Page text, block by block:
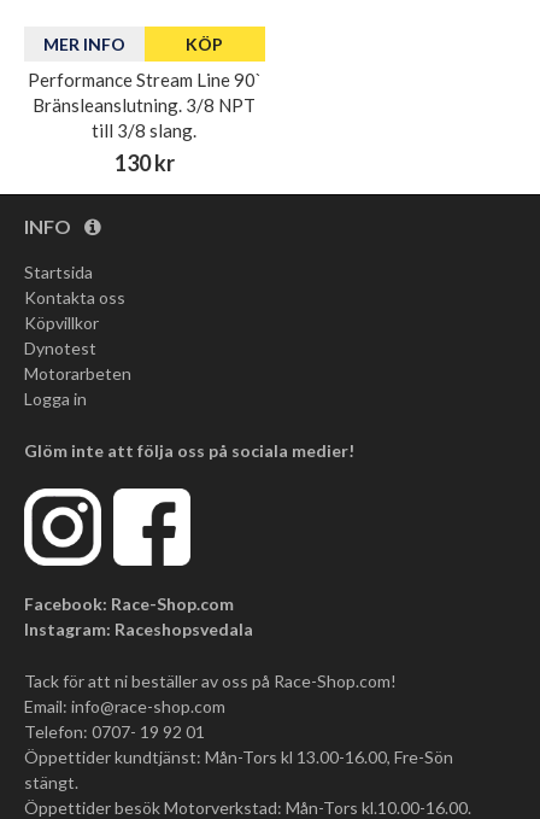
MER INFO KÖP
Performance Stream Line 90`
Bränsleanslutning. 3/8 NPT
till 3/8 slang.
130 kr
INFO
Startsida
Kontakta oss
Köpvillkor
Dynotest
Motorarbeten
Logga in
Glöm inte att följa oss på sociala medier!
Facebook: Race-Shop.com
Instagram: Raceshopsvedala
Tack för att ni beställer av oss på Race-Shop.com!
Email: info@race-shop.com
Telefon: 0707- 19 92 01
Öppettider kundtjänst: Mån-Tors kl 13.00-16.00, Fre-Sön
stängt.
Öppettider besök Motorverkstad: Mån-Tors kl.10.00-16.00.